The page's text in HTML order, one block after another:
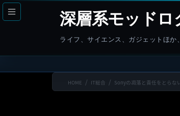
コ
ン
へ
ナ
ビ
ョ
深層系モッドロ
ライフ、サイエンス、ガジェットほ
HOME IT総合 Sonyの凋落と責任をとらな